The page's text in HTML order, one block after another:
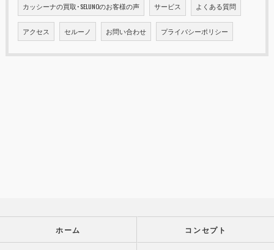
カッシーナの買取･SELUNOのお客様の声 サービス よくある質問
アクセス セルーノ お問い合わせ プライバシーポリシー
ホーム コンセプト